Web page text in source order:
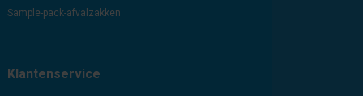
Sample-pack-afvalzakken
Klantenservice